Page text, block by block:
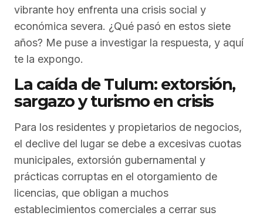
vibrante hoy enfrenta una crisis social y
económica severa. ¿Qué pasó en estos siete
años? Me puse a investigar la respuesta, y aquí
te la expongo.
La caída de Tulum: extorsión,
sargazo y turismo en crisis
Para los residentes y propietarios de negocios,
el declive del lugar se debe a excesivas cuotas
municipales, extorsión gubernamental y
prácticas corruptas en el otorgamiento de
licencias, que obligan a muchos
establecimientos comerciales a cerrar sus